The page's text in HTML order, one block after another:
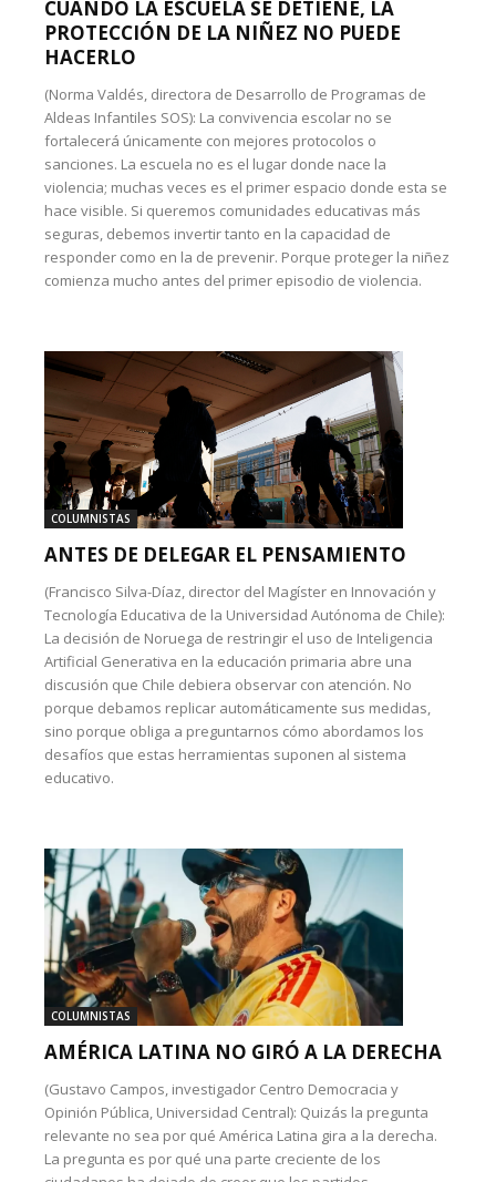
CUANDO LA ESCUELA SE DETIENE, LA
PROTECCIÓN DE LA NIÑEZ NO PUEDE
HACERLO
(Norma Valdés, directora de Desarrollo de Programas de
Aldeas Infantiles SOS): La convivencia escolar no se
fortalecerá únicamente con mejores protocolos o
sanciones. La escuela no es el lugar donde nace la
violencia; muchas veces es el primer espacio donde esta se
hace visible. Si queremos comunidades educativas más
seguras, debemos invertir tanto en la capacidad de
responder como en la de prevenir. Porque proteger la niñez
comienza mucho antes del primer episodio de violencia.
COLUMNISTAS
ANTES DE DELEGAR EL PENSAMIENTO
(Francisco Silva-Díaz, director del Magíster en Innovación y
Tecnología Educativa de la Universidad Autónoma de Chile):
La decisión de Noruega de restringir el uso de Inteligencia
Artificial Generativa en la educación primaria abre una
discusión que Chile debiera observar con atención. No
porque debamos replicar automáticamente sus medidas,
sino porque obliga a preguntarnos cómo abordamos los
desafíos que estas herramientas suponen al sistema
educativo.
COLUMNISTAS
AMÉRICA LATINA NO GIRÓ A LA DERECHA
(Gustavo Campos, investigador Centro Democracia y
Opinión Pública, Universidad Central): Quizás la pregunta
relevante no sea por qué América Latina gira a la derecha.
La pregunta es por qué una parte creciente de los